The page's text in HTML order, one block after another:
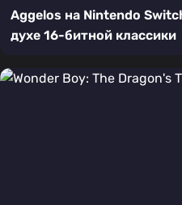
Aggelos на Nintendo
духе 16-битной классики